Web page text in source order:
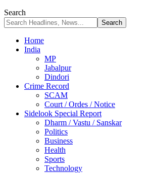
Search
Home
India
MP
Jabalpur
Dindori
Crime Record
SCAM
Court / Ordes / Notice
Sidelook Special Report
Dharm / Vastu / Sanskar
Politics
Business
Health
Sports
Technology